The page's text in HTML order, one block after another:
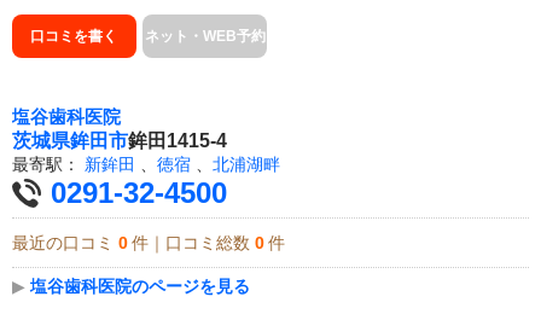
口コミを書く ネット・WEB予約
塩谷歯科医院
茨城県鉾田市鉾田1415-4
最寄駅： 新鉾田 、 徳宿 、 北浦湖畔
0291-32-4500
最近の口コミ 0 件｜口コミ総数 0 件
▶ 塩谷歯科医院のページを見る